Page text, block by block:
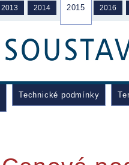
2013 2014 2015 2016
Technické podmínky